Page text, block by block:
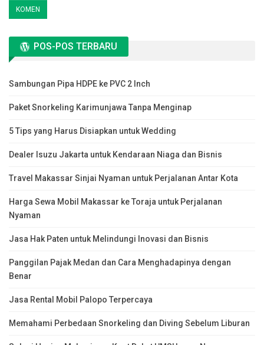
POS-POS TERBARU
Sambungan Pipa HDPE ke PVC 2 Inch
Paket Snorkeling Karimunjawa Tanpa Menginap
5 Tips yang Harus Disiapkan untuk Wedding
Dealer Isuzu Jakarta untuk Kendaraan Niaga dan Bisnis
Travel Makassar Sinjai Nyaman untuk Perjalanan Antar Kota
Harga Sewa Mobil Makassar ke Toraja untuk Perjalanan
Nyaman
Jasa Hak Paten untuk Melindungi Inovasi dan Bisnis
Panggilan Pajak Medan dan Cara Menghadapinya dengan
Benar
Jasa Rental Mobil Palopo Terpercaya
Memahami Perbedaan Snorkeling dan Diving Sebelum Liburan